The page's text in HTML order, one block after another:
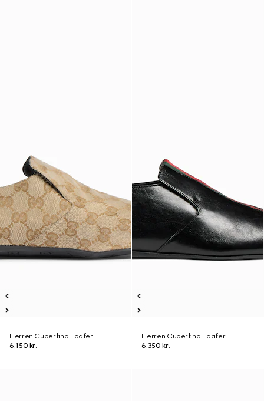
Herren Cupertino Loafer
6.150 kr.
Herren Cupertino Loafer
6.350 kr.